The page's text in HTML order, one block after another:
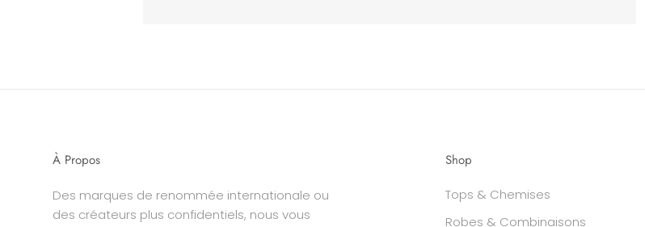
À Propos
Des marques de renommée internationale ou
des créateurs plus confidentiels, nous vous
Shop
Tops & Chemises
Robes & Combinaisons